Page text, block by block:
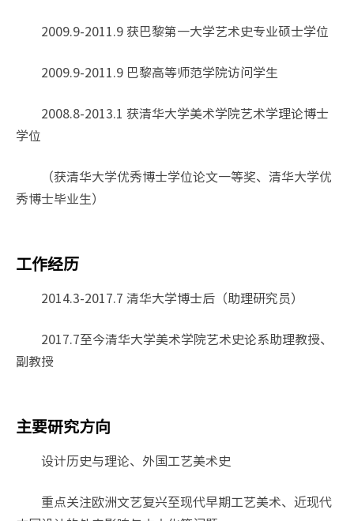
2009.9-2011.9 获巴黎第一大学艺术史专业硕士学位
2009.9-2011.9 巴黎高等师范学院访问学生
2008.8-2013.1 获清华大学美术学院艺术学理论博士
学位
（获清华大学优秀博士学位论文一等奖、清华大学优
秀博士毕业生）
工作经历
2014.3-2017.7 清华大学博士后（助理研究员）
2017.7至今清华大学美术学院艺术史论系助理教授、
副教授
主要研究方向
设计历史与理论、外国工艺美术史
重点关注欧洲文艺复兴至现代早期工艺美术、近现代